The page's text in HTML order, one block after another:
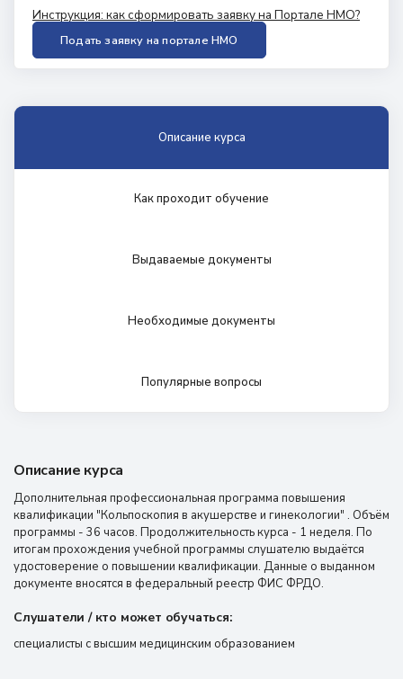
Инструкция: как сформировать заявку на Портале НМО?
Подать заявку на портале НМО
Описание курса
Как проходит обучение
Выдаваемые документы
Необходимые документы
Популярные вопросы
Описание курса
Дополнительная профессиональная программа повышения
квалификации "Кольпоскопия в акушерстве и гинекологии" . Объём
программы - 36 часов. Продолжительность курса - 1 неделя. По
итогам прохождения учебной программы слушателю выдаётся
удостоверение о повышении квалификации. Данные о выданном
документе вносятся в федеральный реестр ФИС ФРДО.
Слушатели / кто может обучаться:
специалисты с высшим медицинским образованием